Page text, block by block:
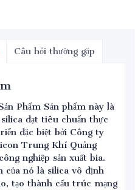
Câu hỏi thường gặp
Phẩm Sản phẩm này là
đạt tiêu chuẩn thực
đặc biệt bởi Công ty
Trung Khí Quảng
nghiệp sản xuất bia.
của nó là silica vô định
tạo thành cấu trúc mạng